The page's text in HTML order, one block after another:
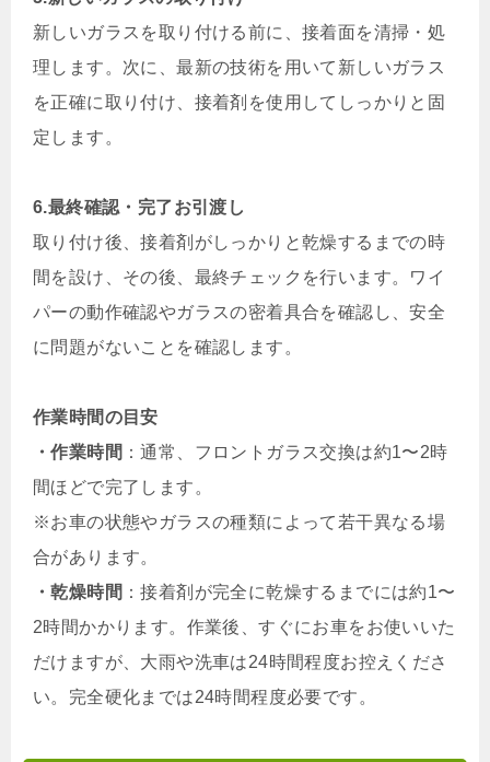
新しいガラスを取り付ける前に、接着面を清掃・処
理します。次に、最新の技術を用いて新しいガラス
を正確に取り付け、接着剤を使用してしっかりと固
定します。
6.最終確認・完了お引渡し
取り付け後、接着剤がしっかりと乾燥するまでの時
間を設け、その後、最終チェックを行います。ワイ
パーの動作確認やガラスの密着具合を確認し、安全
に問題がないことを確認します。
作業時間の目安
・作業時間 ：通常、フロントガラス交換は約1〜2時
間ほどで完了します。
※お車の状態やガラスの種類によって若干異なる場
合があります。
・乾燥時間 ：接着剤が完全に乾燥するまでには約1〜
2時間かかります。作業後、すぐにお車をお使いいた
だけますが、大雨や洗車は24時間程度お控えくださ
い。完全硬化までは24時間程度必要です。